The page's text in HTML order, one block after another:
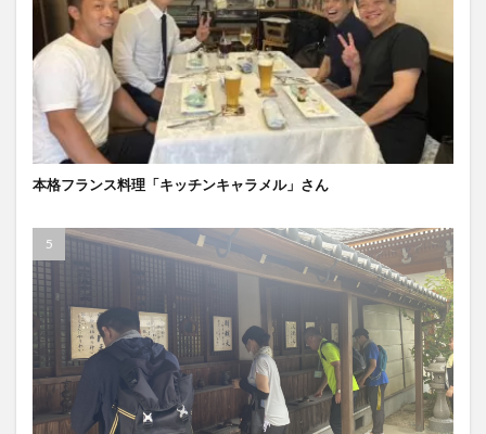
本格フランス料理「キッチンキャラメル」さん